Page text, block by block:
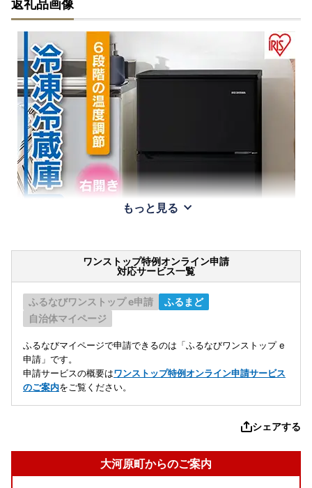
返礼品画像
もっと見る
ワンストップ特例オンライン申請
対応サービス一覧
ふるなびワンストップ e申請
ふるまど
自治体マイページ
ふるなびマイページで申請できるのは「ふるなびワンストップ e
申請」です。
申請サービスの概要はワンストップ特例オンライン申請サービス
のご案内をご覧ください。
シェアする
大河原町からのご案内